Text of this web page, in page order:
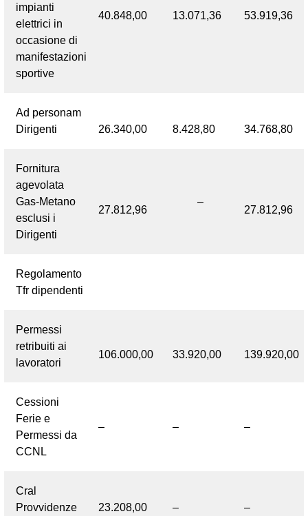
impianti
elettrici in
occasione di
manifestazioni
sportive
40.848,00 13.071,36 53.919,36
Ad personam
Dirigenti
26.340,00 8.428,80 34.768,80
Fornitura
agevolata
Gas-Metano
esclusi i
Dirigenti
27.812,96
–
27.812,96
Regolamento
Tfr dipendenti
Permessi
retribuiti ai
lavoratori
106.000,00 33.920,00 139.920,00
Cessioni
Ferie e
Permessi da
CCNL
– – –
Cral
Provvidenze
23.208,00 – –